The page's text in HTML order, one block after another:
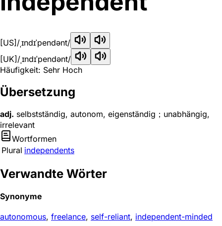
[US] /ˌɪndɪˈpendənt/
[UK] /ˌɪndɪˈpendənt/
Häufigkeit: Sehr Hoch
Übersetzung
adj. selbstständig, autonom, eigenständig；unabhängig,
irrelevant
Wortformen
Plural independents
Verwandte Wörter
Synonyme
autonomous, freelance, self-reliant, independent-minded